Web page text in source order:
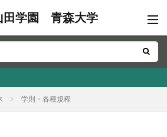
学則・各種規程